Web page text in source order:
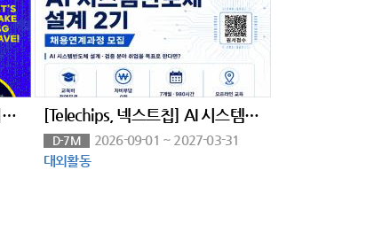
총 상금 3100만원! 그린이니셔티브 60초 영화제 공모전 (~8/14) [Telechips, 넥스트칩] AI 시스템반도체 설계(2기)(구 하만 세미콘아카데미, 팹리스협회회원사 채용연계과정)
D-7M
2026-09-01 ~ 2027-03-31
대외활동